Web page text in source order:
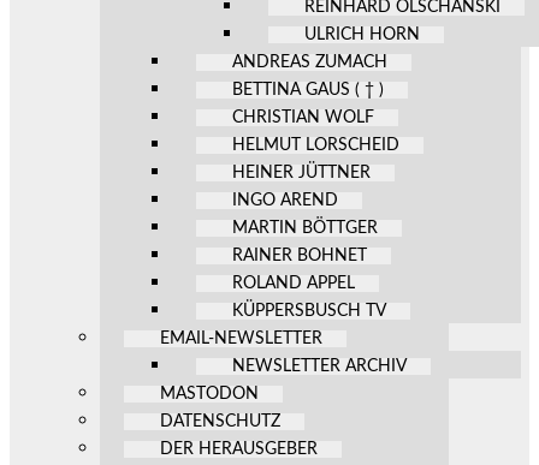
REINHARD OLSCHANSKI
ULRICH HORN
ANDREAS ZUMACH
BETTINA GAUS ( † )
CHRISTIAN WOLF
HELMUT LORSCHEID
HEINER JÜTTNER
INGO AREND
MARTIN BÖTTGER
RAINER BOHNET
ROLAND APPEL
KÜPPERSBUSCH TV
EMAIL-NEWSLETTER
NEWSLETTER ARCHIV
MASTODON
DATENSCHUTZ
DER HERAUSGEBER